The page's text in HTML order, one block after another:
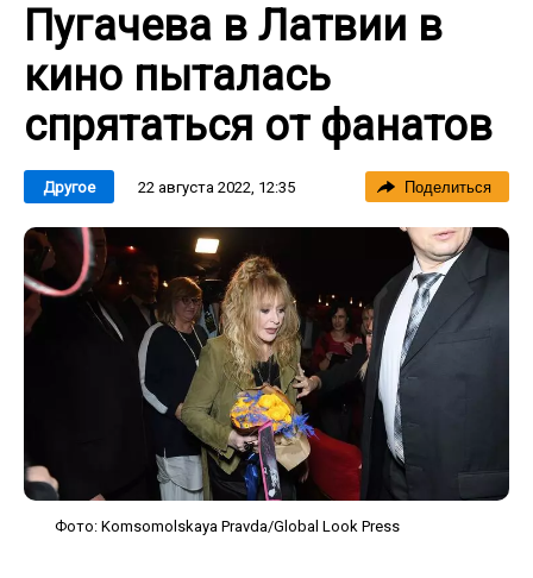
Пугачева в Латвии в
кино пыталась
спрятаться от фанатов
Другое 22 августа 2022, 12:35 Поделиться
Фото: Komsomolskaya Pravda/Global Look Press